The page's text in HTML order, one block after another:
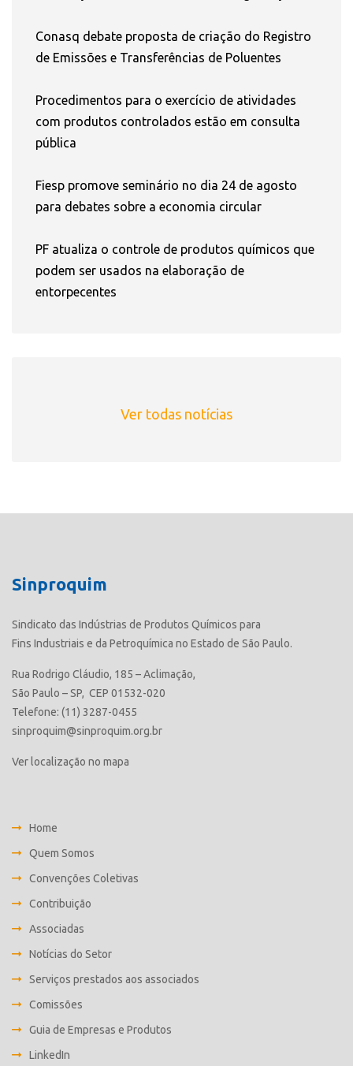
Conasq debate proposta de criação do Registro
de Emissões e Transferências de Poluentes
Procedimentos para o exercício de atividades
com produtos controlados estão em consulta
pública
Fiesp promove seminário no dia 24 de agosto
para debates sobre a economia circular
PF atualiza o controle de produtos químicos que
podem ser usados na elaboração de
entorpecentes
Ver todas notícias
Sinproquim
Sindicato das Indústrias de Produtos Químicos para
Fins Industriais e da Petroquímica no Estado de São Paulo.
Rua Rodrigo Cláudio, 185 – Aclimação,
São Paulo – SP, CEP 01532-020
Telefone: (11) 3287-0455
sinproquim@sinproquim.org.br
Ver localização no mapa
Home
Quem Somos
Convenções Coletivas
Contribuição
Associadas
Notícias do Setor
Serviços prestados aos associados
Comissões
Guia de Empresas e Produtos
LinkedIn